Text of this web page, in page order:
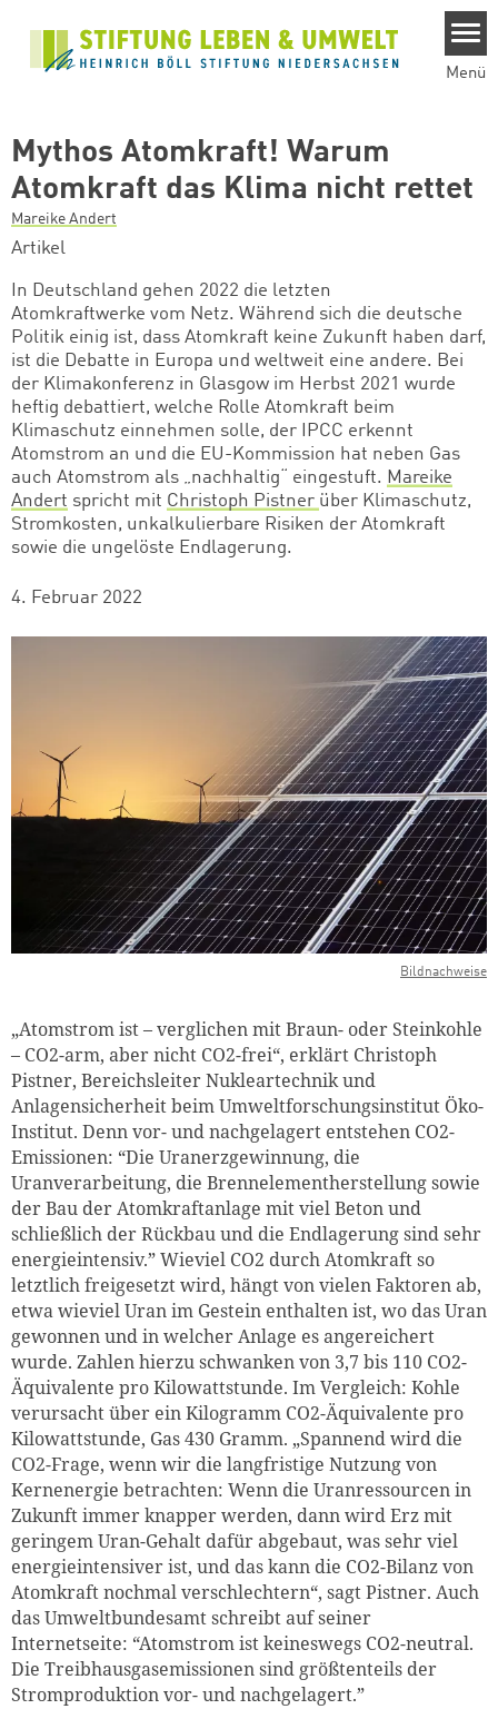
Menü
Mythos Atomkraft! Warum
Atomkraft das Klima nicht rettet
Mareike Andert
Artikel
In Deutschland gehen 2022 die letzten
Atomkraftwerke vom Netz. Während sich die deutsche
Politik einig ist, dass Atomkraft keine Zukunft haben darf,
ist die Debatte in Europa und weltweit eine andere. Bei
der Klimakonferenz in Glasgow im Herbst 2021 wurde
heftig debattiert, welche Rolle Atomkraft beim
Klimaschutz einnehmen solle, der IPCC erkennt
Atomstrom an und die EU- Kommission hat neben Gas
auch Atomstrom als „nachhaltig“
eingestuft. Mareike
Andert spricht mit Christoph Pistner über Klimaschutz,
Stromkosten, unkalkulierbare Risiken der Atomkraft
sowie die ungelöste Endlagerung.
4. Februar 2022
Bildnachweise
„Atomstrom ist – verglichen mit Braun- oder Steinkohle
– CO2-arm, aber nicht CO2-frei“, erklärt Christoph
Pistner, Bereichsleiter Nukleartechnik und
Anlagensicherheit beim Umweltforschungsinstitut Öko-
Institut. Denn vor- und nachgelagert entstehen CO2-
Emissionen: “Die Uranerzgewinnung, die
Uranverarbeitung, die Brennelementherstellung sowie
der Bau der Atomkraftanlage mit viel Beton und
schließlich der Rückbau und die Endlagerung sind sehr
energieintensiv.” Wieviel CO2 durch Atomkraft so
letztlich freigesetzt wird, hängt von vielen Faktoren ab,
etwa wieviel Uran im Gestein enthalten ist, wo das Uran
gewonnen und in welcher Anlage es angereichert
wurde. Zahlen hierzu schwanken von 3,7 bis 110 CO2-
Äquivalente pro Kilowattstunde. Im Vergleich: Kohle
verursacht über ein Kilogramm CO2-Äquivalente pro
Kilowattstunde, Gas 430 Gramm. „Spannend wird die
CO2-Frage, wenn wir die langfristige Nutzung von
Kernenergie betrachten: Wenn die Uranressourcen in
Zukunft immer knapper werden, dann wird Erz mit
geringem Uran-Gehalt dafür abgebaut, was sehr viel
energieintensiver ist, und das kann die CO2-Bilanz von
Atomkraft nochmal verschlechtern“, sagt Pistner. Auch
das Umweltbundesamt schreibt auf seiner
Internetseite: “Atomstrom ist keineswegs CO2-neutral.
Die Treibhausgasemissionen sind größtenteils der
Stromproduktion vor- und nachgelagert.”